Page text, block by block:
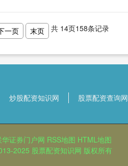
一页 末页 共 14页158条记录
炒股配资知识网 股票配资查询网
华证券门户网 RSS地图 HTML地图
2025 股票配资知识网 版权所有